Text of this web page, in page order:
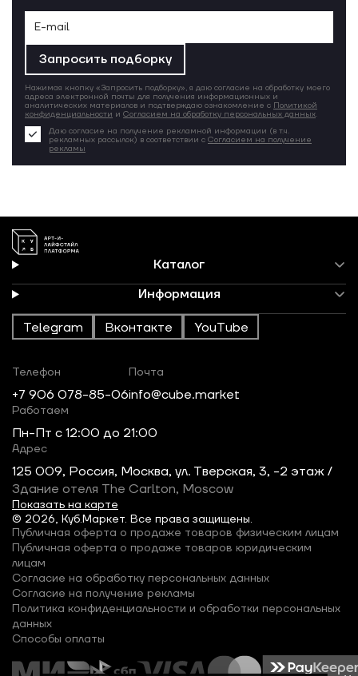
Запросить подборку
Нажимая кнопку «Запросить подборку», я даю согласие на обработку моего
адреса электронной почты для получения информационных и
аналитических материалов и подтверждаю ознакомление с Политикой
конфиденциальности и Согласием на обработку персональных данных.
Даю согласие на получение рекламной информации (в т.ч.
рекламных рассылок) в соответствии с Согласием на получение
рекламы
Каталог
Информация
Telegram Вконтакте YouTube
© 2026, Куб.Маркет. Все права защищены.
Телефон
+7 906 078-85-06
Почта
info@cube.market
Работаем
Пн-Пт c 12:00 до 21:00
Адрес
125 009, Россия, Москва, ул. Тверская, 3, -2 этаж /
Здание отеля The Carlton, Moscow
Показать на карте
Публичная оферта о продаже товаров физическим лицам
Публичная оферта о продаже товаров юридическим
лицам
Согласие на обработку персональных данных
Согласие на получение рекламы
Политика конфиденциальности и обработки персональных
данных
Способы оплаты